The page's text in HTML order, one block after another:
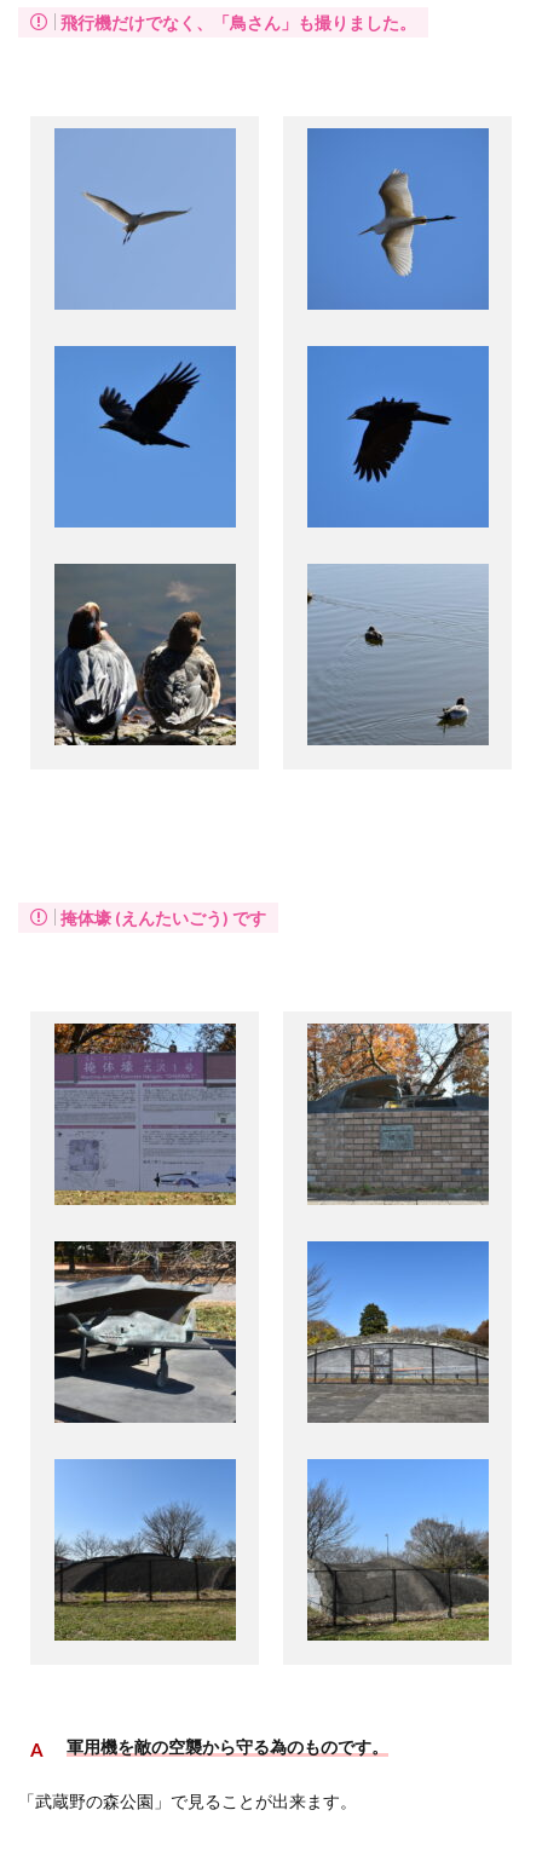
飛行機だけでなく、「鳥さん」も撮りました。
掩体壕 (えんたいごう) です
軍用機を敵の空襲から守る為のものです。
「武蔵野の森公園」で見ることが出来ます。